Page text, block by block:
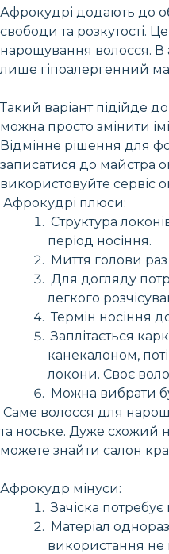
Афрокудрі додають до
свободи та розкутості.
нарощування волосся. В
лише гіпоалергенний
Такий варіант підійде
можна просто змінити
Відмінне рішення для
записатися до майстра
використовуйте сервіс
Афрокудрі плюси:
Структура
період носіння.
Миття голови
Для догляду
легкого
Термін носіння
Заплітається
канекалоном,
локони. Своє
Можна вибрати
Саме волосся для
та ноське. Дуже схожий
можете знайти салон
Афрокудр мінуси:
Зачіска
Матеріал
використання не